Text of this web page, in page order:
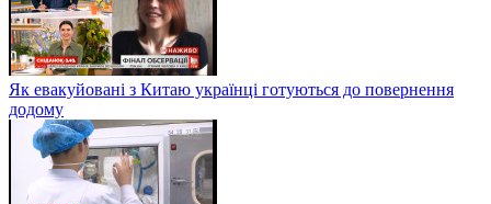
Як евакуйовані з Китаю українці готуються до повернення
додому